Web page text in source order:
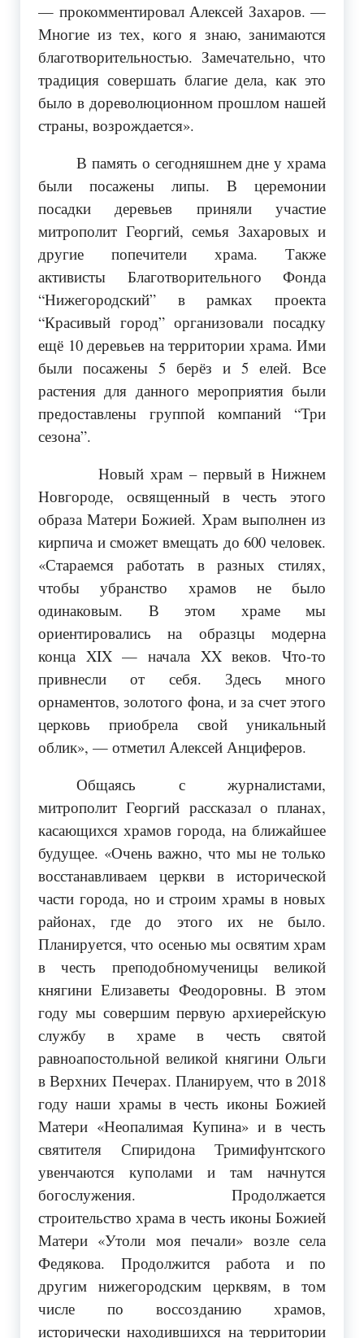
— прокомментировал Алексей Захаров. —
Многие из тех, кого я знаю, занимаются
благотворительностью. Замечательно, что
традиция совершать благие дела, как это
было в дореволюционном прошлом нашей
страны, возрождается».
В память о сегодняшнем дне у храма
были посажены липы. В церемонии
посадки деревьев приняли участие
митрополит Георгий, семья Захаровых и
другие попечители храма. Также
активисты Благотворительного Фонда
“Нижегородский” в рамках проекта
“Красивый город” организовали посадку
ещё 10 деревьев на территории храма. Ими
были посажены 5 берёз и 5 елей. Все
растения для данного мероприятия были
предоставлены группой компаний “Три
сезона”.
Новый храм – первый в Нижнем
Новгороде, освященный в честь этого
образа Матери Божией. Храм выполнен из
кирпича и сможет вмещать до 600 человек.
«Стараемся работать в разных стилях,
чтобы убранство храмов не было
одинаковым. В этом храме мы
ориентировались на образцы модерна
конца XIX — начала XX веков. Что-то
привнесли от себя. Здесь много
орнаментов, золотого фона, и за счет этого
церковь приобрела свой уникальный
облик», — отметил Алексей Анциферов.
Общаясь с журналистами,
митрополит Георгий рассказал о планах,
касающихся храмов города, на ближайшее
будущее. «Очень важно, что мы не только
восстанавливаем церкви в исторической
части города, но и строим храмы в новых
районах, где до этого их не было.
Планируется, что осенью мы освятим храм
в честь преподобномученицы великой
княгини Елизаветы Феодоровны. В этом
году мы совершим первую архиерейскую
службу в храме в честь святой
равноапостольной великой княгини Ольги
в Верхних Печерах. Планируем, что в 2018
году наши храмы в честь иконы Божией
Матери «Неопалимая Купина» и в честь
святителя Спиридона Тримифунтского
увенчаются куполами и там начнутся
богослужения. Продолжается
строительство храма в честь иконы Божией
Матери «Утоли моя печали» возле села
Федякова. Продолжится работа и по
другим нижегородским церквям, в том
числе по воссозданию храмов,
исторически находившихся на территории